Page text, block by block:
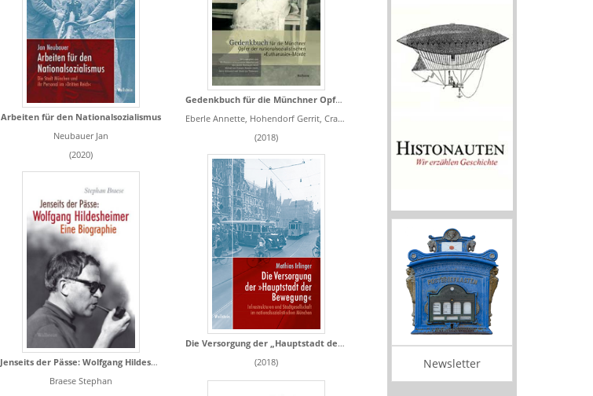
Arbeiten für den Nationalsozialismus
Neubauer Jan
(2020)
Gedenkbuch für die Münchner Opfer der nationalsozialistischen „Euthanasie“-Morde
Eberle Annette, Hohendorf Gerrit, Cranach Michael von, Tiedemann Sibylle von
(2018)
Die Versorgung der „Hauptstadt der Bewegung“
(2018)
Jenseits der Pässe: Wolfgang Hildesheimer
Braese Stephan
Newsletter